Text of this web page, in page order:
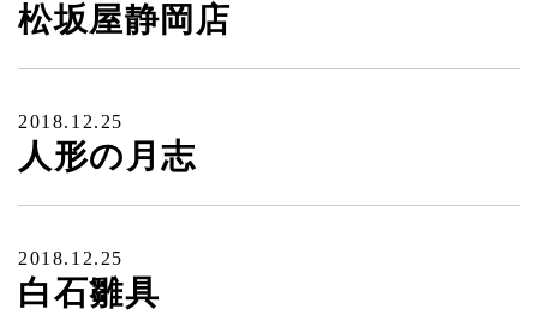
松坂屋静岡店
2018.12.25
人形の月志
2018.12.25
白石雛具